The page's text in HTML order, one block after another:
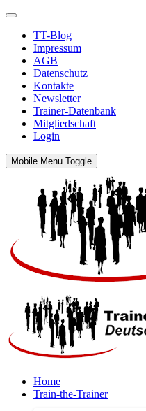
TT-Blog
Impressum
AGB
Datenschutz
Kontakte
Newsletter
Trainer-Datenbank
Mitgliedschaft
Login
Mobile Menu Toggle
Home
Train-the-Trainer